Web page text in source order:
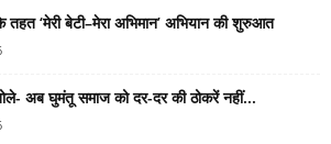
तहत ‘मेरी बेटी–मेरा अभिमान’ अभियान की शुरुआत
अब घुमंतू समाज को दर-दर की ठोकरें नहीं...